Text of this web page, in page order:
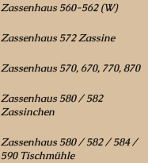
Zassenhaus 560-562 (W)
Zassenhaus 572 Zassine
Zassenhaus 570, 670, 770, 870
Zassenhaus 580 / 582
Zassinchen
Zassenhaus 580 / 582 / 584 /
590 Tischmühle